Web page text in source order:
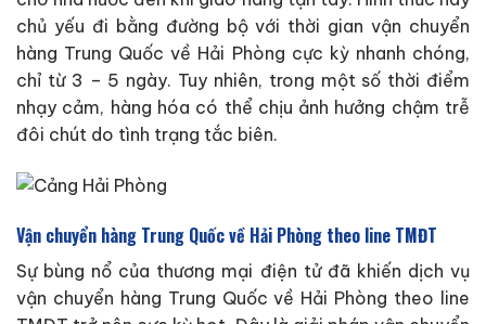
chủ yếu đi bằng đường bộ với thời gian vận chuyển
hàng Trung Quốc về Hải Phòng cực kỳ nhanh chóng,
chỉ từ 3 – 5 ngày. Tuy nhiên, trong một số thời điểm
nhạy cảm, hàng hóa có thể chịu ảnh hưởng chậm trễ
đôi chút do tình trạng tắc biên.
Vận chuyển hàng Trung Quốc về Hải Phòng theo line TMĐT
Sự bùng nổ của thương mại điện tử đã khiến dịch vụ
vận chuyển hàng Trung Quốc về Hải Phòng theo line